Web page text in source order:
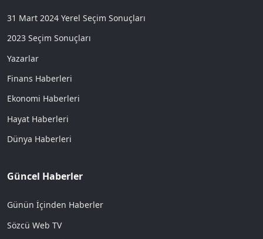
31 Mart 2024 Yerel Seçim Sonuçları
2023 Seçim Sonuçları
Yazarlar
Finans Haberleri
Ekonomi Haberleri
Hayat Haberleri
Dünya Haberleri
Güncel Haberler
Günün İçinden Haberler
Sözcü Web TV